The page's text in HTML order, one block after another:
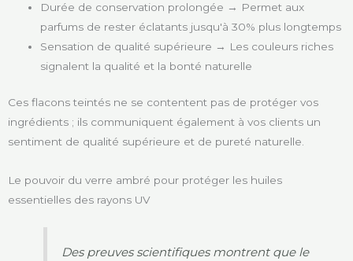
Durée de conservation prolongée → Permet aux
parfums de rester éclatants jusqu'à 30% plus longtemps
Sensation de qualité supérieure → Les couleurs riches
signalent la qualité et la bonté naturelle
Ces flacons teintés ne se contentent pas de protéger vos
ingrédients ; ils communiquent également à vos clients un
sentiment de qualité supérieure et de pureté naturelle.
Le pouvoir du verre ambré pour protéger les huiles
essentielles des rayons UV
Des preuves scientifiques montrent que le